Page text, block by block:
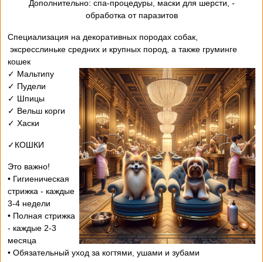
- Дополнительно: спа-процедуры, маски для шерсти,
обработка от паразитов
Специализация на декоративных породах собак,
эксресслиньке средних и крупных пород, а также груминге
кошек
✓ Мальтипу
✓ Пудели
✓ Шпицы
✓ Вельш корги
✓ Хаски
✓КОШКИ
Это важно!
• Гигиеническая
стрижка - каждые
3-4 недели
• Полная стрижка
- каждые 2-3
месяца
• Обязательный уход за когтями, ушами и зубами